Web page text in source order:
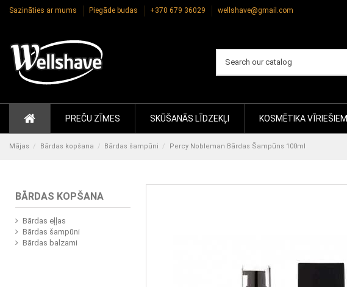
Sazināties ar mums Piegāde budas +370 679 36029 wellshave@gmail.com
PREČU ZĪMES SKŪŠANĀS LĪDZEKĻI KOSMĒTIKA VĪRIEŠIEM
Mājas Bārdas kopšana Bārdas šampūni Percy Nobleman Bārdas Šampūns 100ml
BĀRDAS KOPŠANA
Bārdas eļļas
Bārdas šampūni
Bārdas balzami